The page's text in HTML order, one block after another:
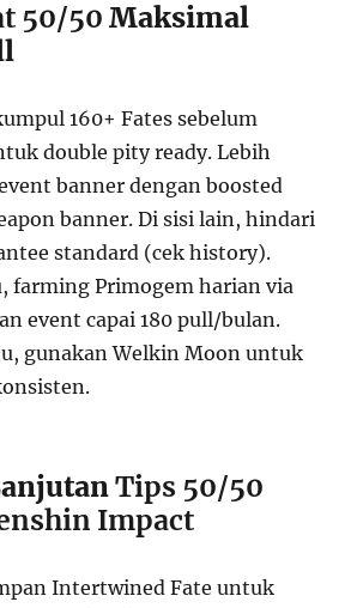
50/50 Maksimal
160+ Fates sebelum
double pity ready. Lebih
banner dengan boosted
banner. Di sisi lain, hindari
standard (cek history).
farming Primogem harian via
event capai 180 pull/bulan.
gunakan Welkin Moon untuk
Tips 50/50
Impact
Intertwined Fate untuk